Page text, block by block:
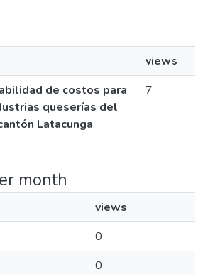
views
de costos para
queserías del
Latacunga
7
month
views
0
0